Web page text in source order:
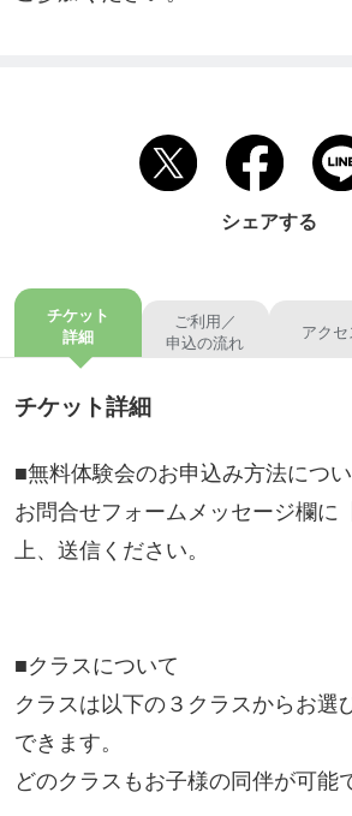
シェアする
チケット
詳細
ご利用／
申込の流れ
アクセ
チケット詳細
■無料体験会のお申込み方法につ
お問合せフォームメッセージ欄に
上、送信ください。
■クラスについて
クラスは以下の３クラスからお選
できます。
どのクラスもお子様の同伴が可能